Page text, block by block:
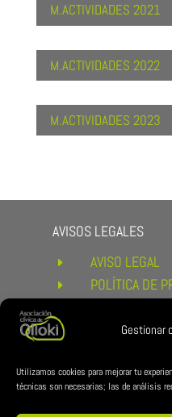
Gestionar
Utilizamos cookies para mejorar tu
técnicas son necesarias; las de análisis
M.ACTIVIDADES 2021
M.ACTIVIDADES 2022
M.ACTIVIDADES 2023
AVISOS LEGALES
E AVISO LEGAL
E POLÍTICA DE
E
ENLACES DE INTERÉS